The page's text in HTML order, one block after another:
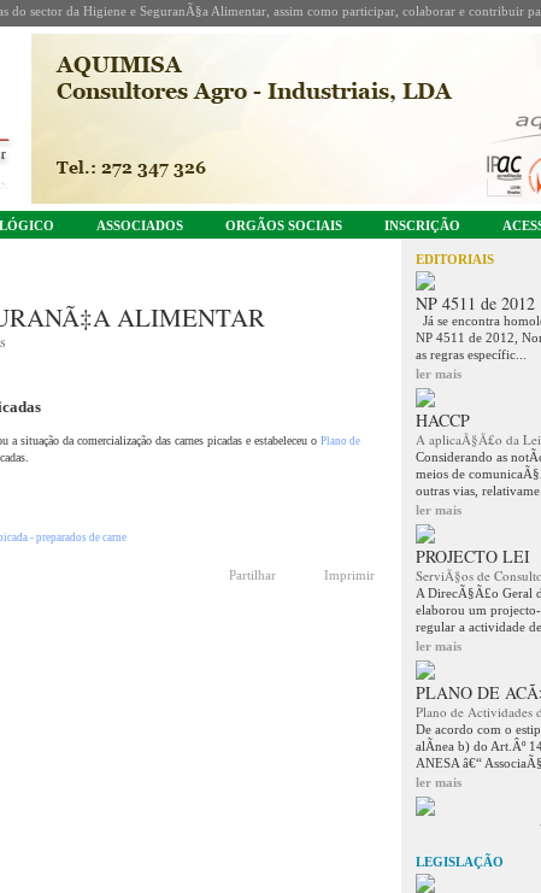
do sector da Higiene e SeguranÃ§a Alimentar, assim como participar, colaborar e contribuir
ASSOCIADOS ORGÃOS SOCIAIS INSCRIÇÃO
ALIMENTAR
situação da comercialização das carnes picadas e estabeleceu o Plano de
- preparados de carne
Partilhar Imprimir
EDITORIAIS
NP 4511 de 2012
Já se encontra
NP 4511 de 2012,
as regras específic...
ler mais
HACCP
A aplicaÃ§Ã£o da Lei
Considerando as
meios de
outras vias,
ler mais
PROJECTO LEI
ServiÃ§os de
A DirecÃ§Ã£o Geral
elaborou um
regular a actividade de
ler mais
PLANO DE
Plano de Actividades
De acordo com o
alÃ­nea b) do Art.Âº
ANESA â€“
ler mais
LEGISLAÇÃO